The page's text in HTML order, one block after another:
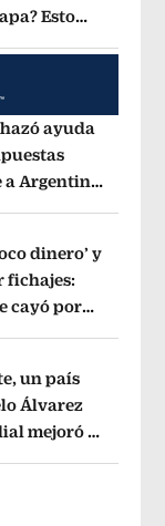
Esto
ayuda
a Argentina
dinero’ y
fichajes:
cayó por
un país
Álvarez
mejoró la